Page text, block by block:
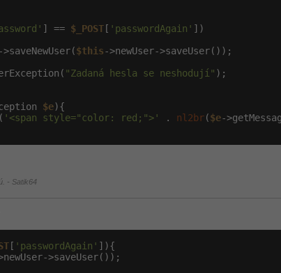
] == $_POST [ 'passwordAgain' ])
->saveNewUser($this->newUser->saveUser());
"Zadaná hesla se neshodují" );
$e){
'<span style="color: red;">' . nl2br($e-
- Satik64
[ 'passwordAgain' ]){
>saveUser());